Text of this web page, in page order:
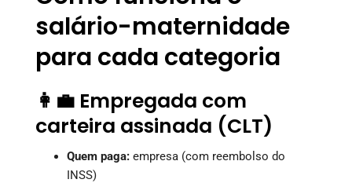
salário-maternidade
para cada categoria
👩‍💼 Empregada com
carteira assinada (CLT)
Quem paga: empresa (com reembolso do
INSS)